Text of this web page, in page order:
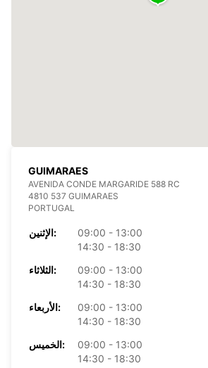
GUIMARAES
AVENIDA CONDE MARGARIDE 588 RC
4810 537 GUIMARAES
PORTUGAL
الإثنين:
09:00 - 13:00
14:30 - 18:30
الثلاثاء:
09:00 - 13:00
14:30 - 18:30
الأربعاء:
09:00 - 13:00
14:30 - 18:30
الخميس:
09:00 - 13:00
14:30 - 18:30